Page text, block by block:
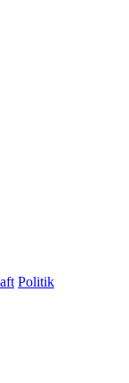
Politik